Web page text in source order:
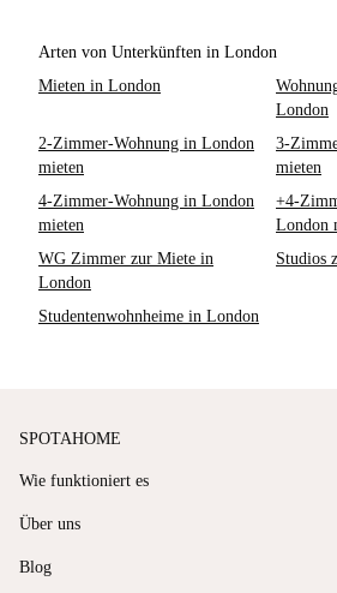
Arten von Unterkünften in London
Mieten in London
London
2-Zimmer-Wohnung in London
mieten
3-
mieten
4-Zimmer-Wohnung in London
mieten
+4-
London
WG Zimmer zur Miete in
London
Studios
Studentenwohnheime in London
SPOTAHOME
Wie funktioniert es
Über uns
Blog